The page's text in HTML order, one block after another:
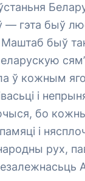
— гэта быў
быў
ў кожным
і
бо кожны
і
рух,